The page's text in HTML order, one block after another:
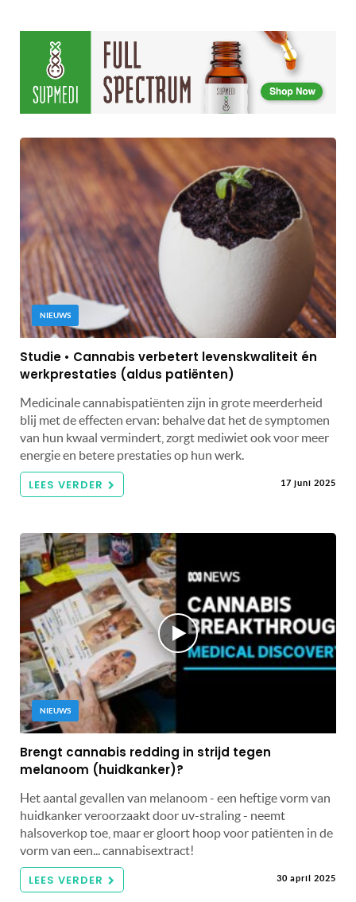
NIEUWS
Studie • Cannabis verbetert levenskwaliteit én
werkprestaties (aldus patiënten)
Medicinale cannabispatiënten zijn in grote meerderheid
blij met de effecten ervan: behalve dat het de symptomen
van hun kwaal vermindert, zorgt mediwiet ook voor meer
energie en betere prestaties op hun werk.
LEES VERDER 17 juni 2025
NIEUWS
Brengt cannabis redding in strijd tegen
melanoom (huidkanker)?
Het aantal gevallen van melanoom - een heftige vorm van
huidkanker veroorzaakt door uv-straling - neemt
halsoverkop toe, maar er gloort hoop voor patiënten in de
vorm van een... cannabisextract!
LEES VERDER 30 april 2025